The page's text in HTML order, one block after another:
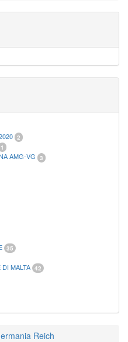
21
2
1
AMG-VG 3
35
MALTA 42
Reich